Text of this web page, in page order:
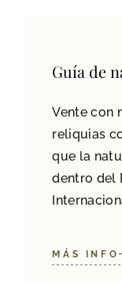
Guía de
Vente con
reliquias
que la
dentro del
MÁS INFO